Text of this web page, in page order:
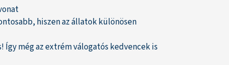
hiszen az állatok különösen
még az extrém válogatós kedvencek is